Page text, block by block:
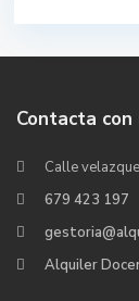
Contacta
Calle
679 423 197
Alquiler